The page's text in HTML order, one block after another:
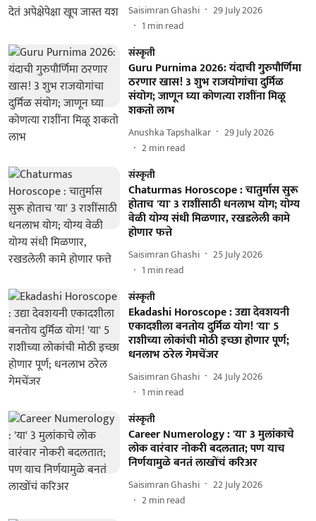
Saisimran Ghashi
29 July 2026
1 min read
संस्कृती
Guru Purnima 2026: यंदाची गुरुपौर्णिमा
ठरणार खास! 3 शुभ राजयोगांचा दुर्मिळ
संयोग; जाणून घ्या कोणत्या राशींना मिळू
शकतो लाभ
Anushka Tapshalkar
29 July 2026
2min read
संस्कृती
Chaturmas Horoscope : चातुर्मास सुरू
होताच 'या' 3 राशींसाठी धनलाभ योग; योग्य
वेळी योग्य संधी मिळणार, रखडलेली कामे
होणार फत्ते
Saisimran Ghashi
25 July 2026
1 min read
संस्कृती
Ekadashi Horoscope : उद्या देवशयनी
एकादशीला बनतोय दुर्मिळ योग! 'या' 5
राशीच्या लोकांची मोठी इच्छा होणार पूर्ण;
धनलाभ ठरेल गेमचेंजर
Saisimran Ghashi
24 July 2026
1 min read
संस्कृती
Career Numerology : 'या' 3 मुलांकाचे
लोक वारंवार नोकरी बदलतात; पण याच
निर्णयामुळे बनतं लाखोंचं करिअर
Saisimran Ghashi
22 July 2026
2min read